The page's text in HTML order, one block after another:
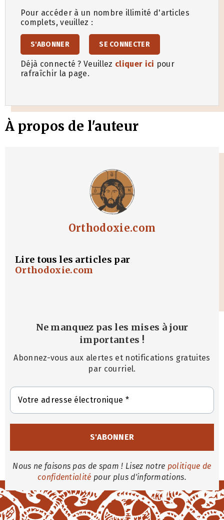
Pour accéder à un nombre illimité d'articles
complets, veuillez :
S'ABONNER SE CONNECTER
Déjà connecté ? Veuillez cliquer ici pour
rafraîchir la page.
À propos de l'auteur
Orthodoxie.com
Lire tous les articles par
Orthodoxie.com
Ne manquez pas les mises à jour
importantes !
Abonnez-vous aux alertes et notifications gratuites
par courriel.
Nous ne faisons pas de spam ! Lisez notre politique de
confidentialité pour plus d'informations.